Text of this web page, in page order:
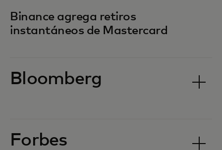
Binance agrega retiros
instantáneos de Mastercard
Bloomberg
Forbes